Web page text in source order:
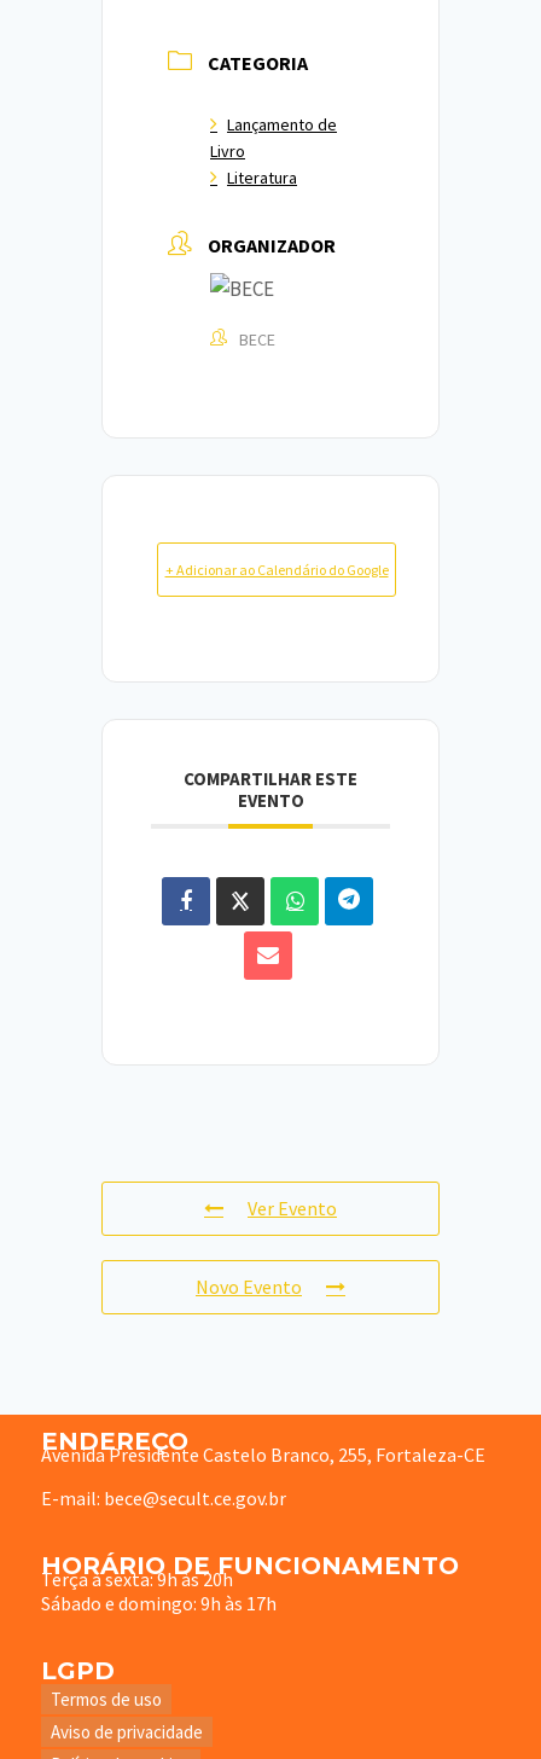
CATEGORIA
Lançamento de
Livro
Literatura
ORGANIZADOR
BECE
+ Adicionar ao Calendário do Google
COMPARTILHAR ESTE
EVENTO
Ver Evento
Novo Evento
ENDEREÇO
Avenida Presidente Castelo Branco, 255, Fortaleza-CE
E-mail: bece@secult.ce.gov.br
HORÁRIO DE FUNCIONAMENTO
Terça à sexta: 9h às 20h
Sábado e domingo: 9h às 17h
LGPD
Termos de uso
Aviso de privacidade